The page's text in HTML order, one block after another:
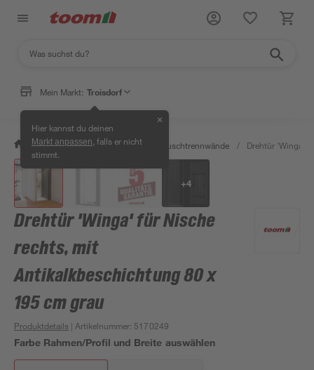
Mein Markt: Troisdorf
Hier kannst du deinen
Markt anpassen , falls er nicht
stimmt.
✕
/ Bad & Sanitär / Duschen Duschtrennwände / Drehtür 'Winga'
+4
Drehtür 'Winga' für Nische
rechts, mit
Antikalkbeschichtung 80 x
195 cm grau
Produktdetails | Artikelnummer: 5170249
Farbe Rahmen/Profil und Breite auswählen